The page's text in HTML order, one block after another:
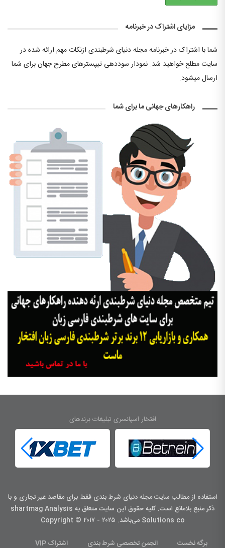
مزایای اشتراک در خبرنامه
شما با اشتراک در خبرنامه مجله دنیای شرطبندی ازنکات مهم ارائه شده در
سایت مطلع خواهید شد. نمودار سوددهی تیپسترهای مطرح جهان برای شما
ارسال میشود.
راهکارهای جهانی ما برای شما
افتخار اسپانسری تبلیغات برندهای
استفاده از مطالب سایت مجله دنیای شرط بندی فقط برای مقاصد غیر تجاری و با
ذکر منبع بلامانع است. کليه حقوق اين سايت متعلق به shartmag Analysis
Solutions co می‌باشد. Copyright © ۲۰۱۷ - ۲۰۲۵
برگه نخست انجمن تخصصی شرط بندی اشتراک VIP